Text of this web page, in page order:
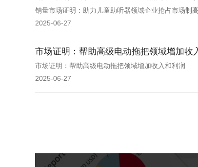
销量市场证明：助力儿童助听器领域企业抢占市场制
2025-06-27
市场证明：帮助高级电动拖把领域增加收
市场证明：帮助高级电动拖把领域增加收入和利润
2025-06-27